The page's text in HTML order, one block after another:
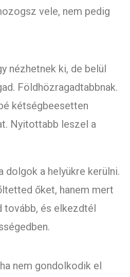
vele, nem pedig
nézhetnek ki, de belül
Földhözragadtabbnak.
kétségbeesetten
Nyitottabb leszel a
dolgok a helyükre kerülni.
őket, hanem mert
tovább, és elkezdtél
nem gondolkodik el